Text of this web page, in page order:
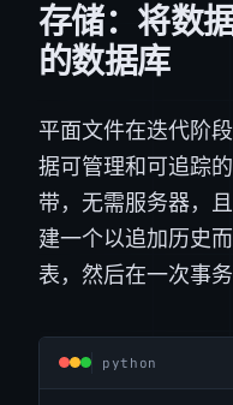
存储：将数
的数据库
平面文件在迭代阶
据可管理和可追踪
带，无需服务器，
建一个以追加历史
表，然后在一次事
python